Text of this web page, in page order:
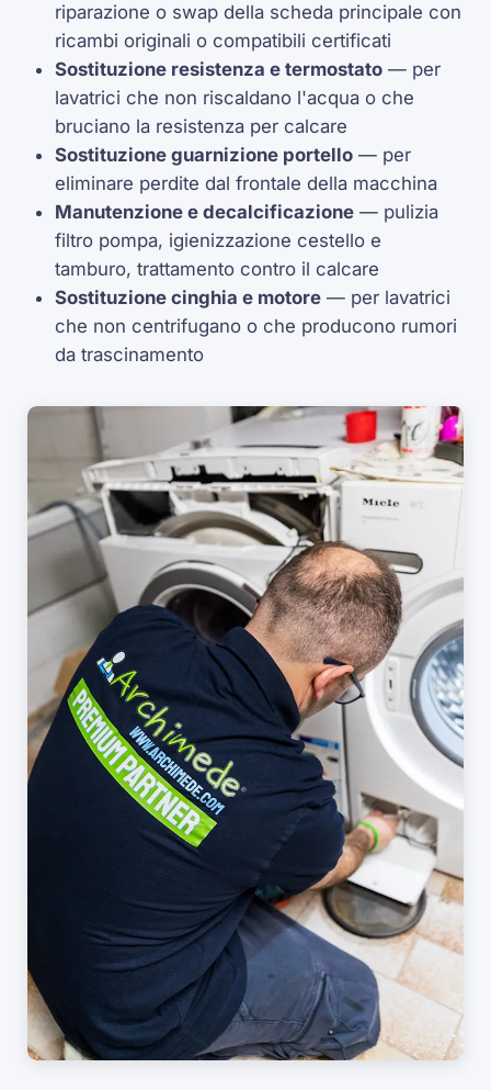
riparazione o swap della scheda principale con
ricambi originali o compatibili certificati
Sostituzione resistenza e termostato — per
lavatrici che non riscaldano l'acqua o che
bruciano la resistenza per calcare
Sostituzione guarnizione portello — per
eliminare perdite dal frontale della macchina
Manutenzione e decalcificazione — pulizia
filtro pompa, igienizzazione cestello e
tamburo, trattamento contro il calcare
Sostituzione cinghia e motore — per lavatrici
che non centrifugano o che producono rumori
da trascinamento